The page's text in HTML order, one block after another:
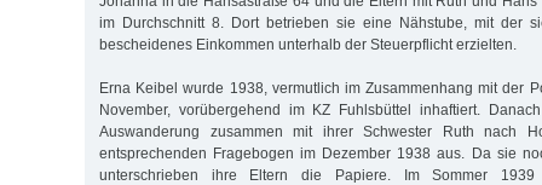
im Durchschnitt 8. Dort betrieben sie eine Nähstube, mit der
bescheidenes Einkommen unterhalb der Steuerpflicht erzielten.
Erna Keibel wurde 1938, vermutlich im Zusammenhang mit der
November, vorübergehend im KZ Fuhlsbüttel inhaftiert.
Auswanderung zusammen mit ihrer Schwester Ruth nach
entsprechenden Fragebogen im Dezember 1938 aus. Da sie
unterschrieben ihre Eltern die Papiere. Im Sommer